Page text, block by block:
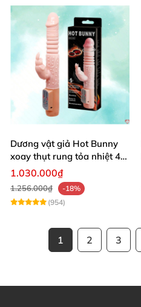
Dương vật giả Hot Bunny
xoay thụt rung tỏa nhiệt 48
độ
1.030.000₫
1.256.000₫
-18%
(954)
1 2 3